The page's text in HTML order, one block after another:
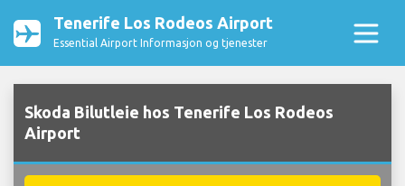
Tenerife Los Rodeos Airport
Essential Airport Informasjon og tjenester
Skoda Bilutleie hos Tenerife Los Rodeos
Airport